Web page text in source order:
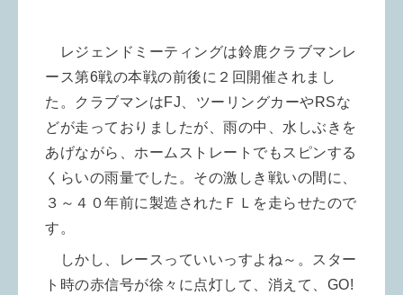
レジェンドミーティングは鈴鹿クラブマンレ
ース第6戦の本戦の前後に２回開催されまし
た。
クラブマンはFJ、ツーリングカーやRSな
どが走っておりましたが、雨の中、水しぶきを
あげながら、ホームストレートでもスピンする
くらいの雨量でした。 その激しき戦いの間に、
３～４０年前に製造されたＦＬを走らせたので
す。
しかし、レースっていいっすよね～。
スター
ト時の赤信号が徐々に点灯して、消えて、GO!